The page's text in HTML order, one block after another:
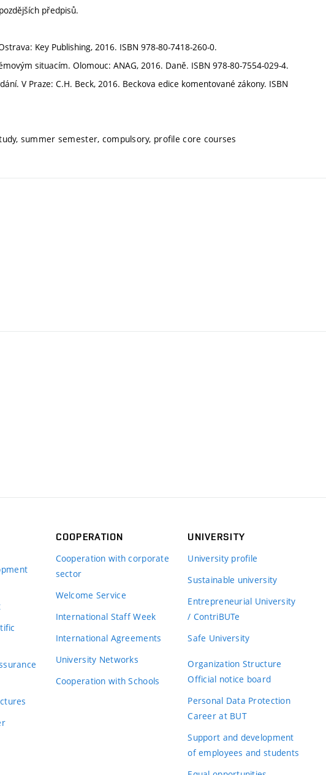
předpisů.
Key Publishing, 2016. ISBN 978-80-7418-260-0.
situacím. Olomouc: ANAG, 2016. Daně. ISBN 978-80-7554-029-4.
V Praze: C.H. Beck, 2016. Beckova edice komentované zákony. ISBN
summer semester, compulsory, profile core courses
COOPERATION
Cooperation with corporate
sector
Welcome Service
International Staff Week
International Agreements
University Networks
Cooperation with Schools
UNIVERSITY
University profile
Sustainable university
Entrepreneurial University
/ ContriBUTe
Safe University
Organization Structure
Official notice board
Personal Data Protection
Career at BUT
Support and development
of employees and students